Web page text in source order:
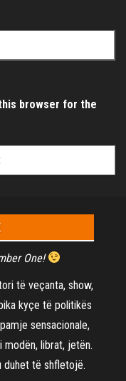
browser for the
One!
të veçanta, show,
kyçe të politikës
sensacionale,
modën, librat, jetën.
duhet të shfletojë.